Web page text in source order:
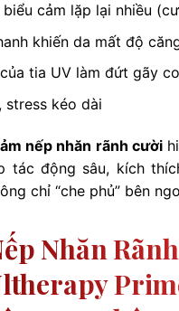
cảm lặp lại nhiều
khiến da mất độ
tia UV làm đứt gãy
stress kéo dài
nếp nhăn rãnh cười
tác động sâu, kích
chỉ “che phủ” bên
Nhăn